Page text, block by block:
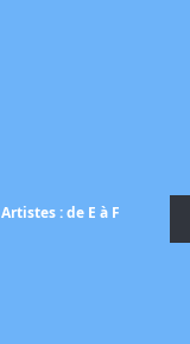
Artistes : de E à F